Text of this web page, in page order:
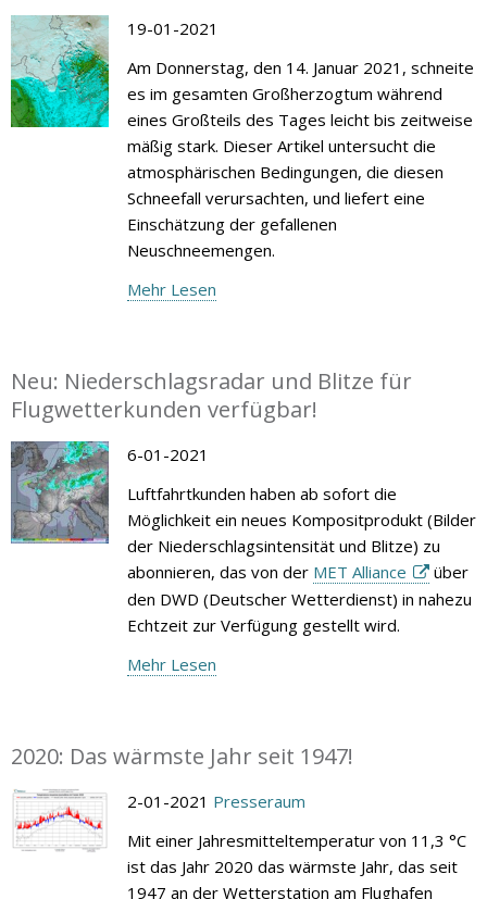
19-01-2021
Am Donnerstag, den 14. Januar 2021, schneite
es im gesamten Großherzogtum während
eines Großteils des Tages leicht bis zeitweise
mäßig stark. Dieser Artikel untersucht die
atmosphärischen Bedingungen, die diesen
Schneefall verursachten, und liefert eine
Einschätzung der gefallenen
Neuschneemengen.
Mehr Lesen
Neu: Niederschlagsradar und Blitze für
Flugwetterkunden verfügbar!
6-01-2021
Luftfahrtkunden haben ab sofort die
Möglichkeit ein neues Kompositprodukt (Bilder
der Niederschlagsintensität und Blitze) zu
abonnieren, das von der MET Alliance
über
den DWD (Deutscher Wetterdienst) in nahezu
Echtzeit zur Verfügung gestellt wird.
Mehr Lesen
2020: Das wärmste Jahr seit 1947!
2-01-2021 Presseraum
Mit einer Jahresmitteltemperatur von 11,3 °C
ist das Jahr 2020 das wärmste Jahr, das seit
1947 an der Wetterstation am Flughafen